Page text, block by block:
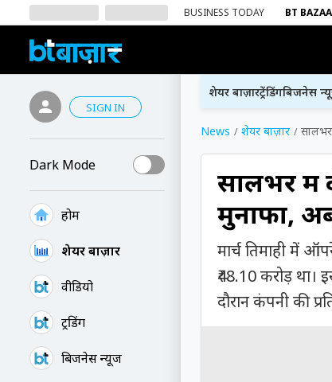
BUSINESS TODAY BT
SIGN IN
Dark Mode
होम
शेयर बाज़ार
वीडियो
ट्रेंडिंग
बिजनेस न्यूज
शेयर बाज़ारट्रेंडिंगबिजनेस
News शेयर बाज़ार
सालभर में
मुनाफा,
मार्च तिमाही में
₹48.10 करोड़ था।
दौरान कंपनी की